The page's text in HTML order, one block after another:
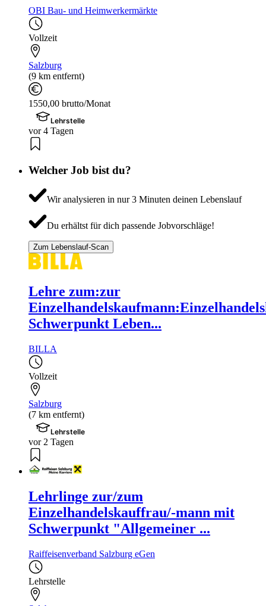
OBI Bau- und Heimwerkermärkte
Vollzeit
Salzburg
(9 km entfernt)
1550,00 brutto/Monat
Lehrstelle
vor 4 Tagen
Welcher Job bist du?
Wir analysieren in nur 3 Minuten deinen Lebenslauf
Du erhältst für dich passende Jobvorschläge!
Zum Lebenslauf-Scan
Lehre zum:zur
Schwerpunkt Leben...
BILLA
Vollzeit
Salzburg
(7 km entfernt)
Lehrstelle
vor 2 Tagen
Lehrlinge zur/zum
Einzelhandelskauffrau/-mann mit
Schwerpunkt "Allgemeiner ...
Raiffeisenverband Salzburg eGen
Lehrstelle